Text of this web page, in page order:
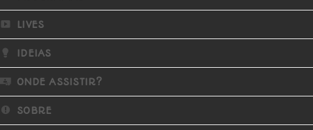
LIVES
IDEIAS
ONDE ASSISTIR?
SOBRE